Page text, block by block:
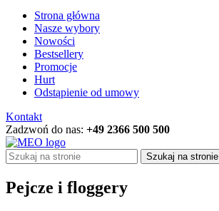
Strona główna
Nasze wybory
Nowości
Bestsellery
Promocje
Hurt
Odstąpienie od umowy
Kontakt
Zadzwoń do nas: +49 2366 500 500
Szukaj na stronie
Pejcze i floggery